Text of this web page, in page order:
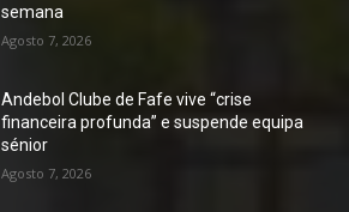
semana
Agosto 7, 2026
Andebol Clube de Fafe vive “crise
financeira profunda” e suspende equipa
sénior
Agosto 7, 2026